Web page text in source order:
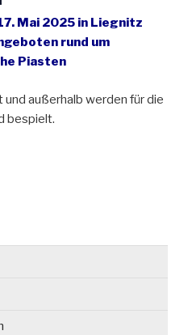
Mai 2025 in Liegnitz
rund um
Piasten
außerhalb werden für die
bespielt.